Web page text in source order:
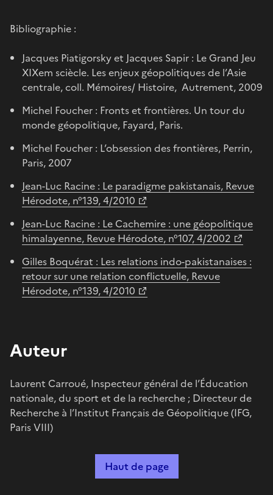
Bibliographie :
Jacques Piatigorsky et Jacques Sapir : Le Grand Jeu
XIXem sciècle. Les enjeux géopolitiques de l’Asie
centrale, coll. Mémoires/ Histoire, Autrement, 2009
Michel Foucher : Fronts et frontières. Un tour du
monde géopolitique, Fayard, Paris.
Michel Foucher : L’obsession des frontières, Perrin,
Paris, 2007
Jean-Luc Racine : Le paradigme pakistanais, Revue
Hérodote, n°139, 4/2010
Jean-Luc Racine : Le Cachemire : une géopolitique
himalayenne, Revue Hérodote, n°107, 4/2002
Gilles Boquérat : Les relations indo-pakistanaises :
retour sur une relation conflictuelle, Revue
Hérodote, n°139, 4/2010
Auteur
Laurent Carroué, Inspecteur général de l’Éducation
nationale, du sport et de la recherche ; Directeur de
Recherche à l’Institut Français de Géopolitique (IFG,
Paris VIII)
Haut de page